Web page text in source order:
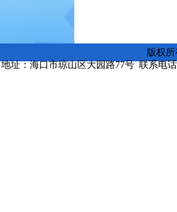
版权
地址：海口市琼山区大园路77号 联系电话